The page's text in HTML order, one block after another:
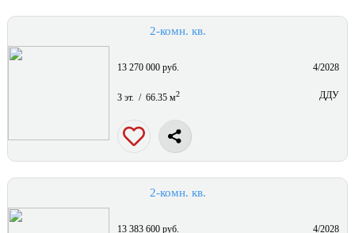
2-комн. кв.
13 270 000 руб. 4/2028
3 эт. / 66.35 м2 ДДУ
2-комн. кв.
13 383 600 руб. 4/2028